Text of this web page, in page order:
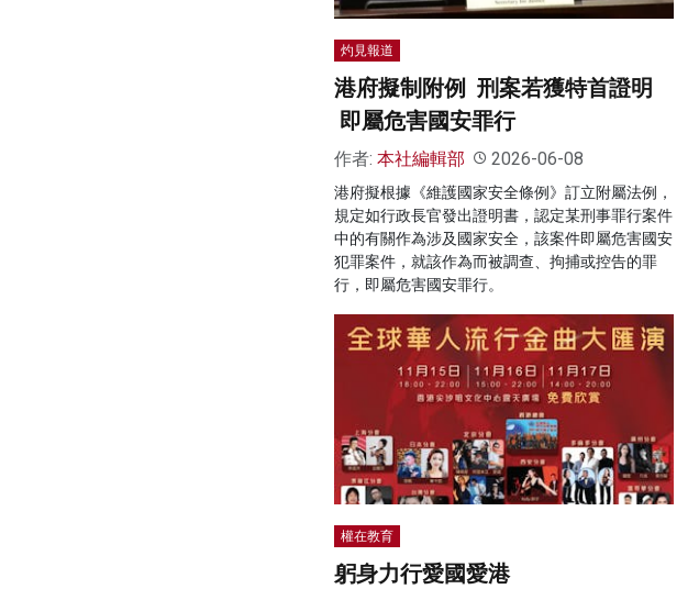
灼見報道
港府擬制附例 刑案若獲特首證明
即屬危害國安罪行
作者: 本社編輯部 2026-06-08
港府擬根據《維護國家安全條例》訂立附屬法例，
規定如行政長官發出證明書，認定某刑事罪行案件
中的有關作為涉及國家安全，該案件即屬危害國安
犯罪案件，就該作為而被調查、拘捕或控告的罪
行，即屬危害國安罪行。
權在教育
躬身力行愛國愛港